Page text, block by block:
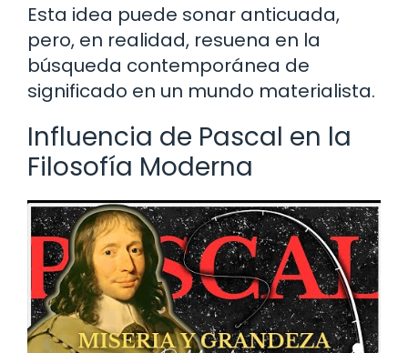
Esta idea puede sonar anticuada,
pero, en realidad, resuena en la
búsqueda contemporánea de
significado en un mundo materialista.
Influencia de Pascal en la
Filosofía Moderna